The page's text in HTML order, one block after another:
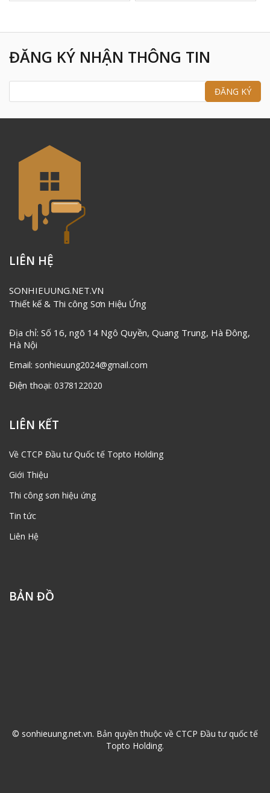
ĐĂNG KÝ NHẬN THÔNG TIN
LIÊN HỆ
SONHIEUUNG.NET.VN
Thiết kế & Thi công Sơn Hiệu Ứng
Địa chỉ: Số 16, ngõ 14 Ngô Quyền, Quang Trung, Hà Đông,
Hà Nội
Email: sonhieuung2024@gmail.com
Điện thoại: 0378122020
LIÊN KẾT
Về CTCP Đầu tư Quốc tế Topto Holding
Giới Thiệu
Thi công sơn hiệu ứng
Tin tức
Liên Hệ
BẢN ĐỒ
© sonhieuung.net.vn. Bản quyền thuộc về CTCP Đầu tư quốc tế
Topto Holding.